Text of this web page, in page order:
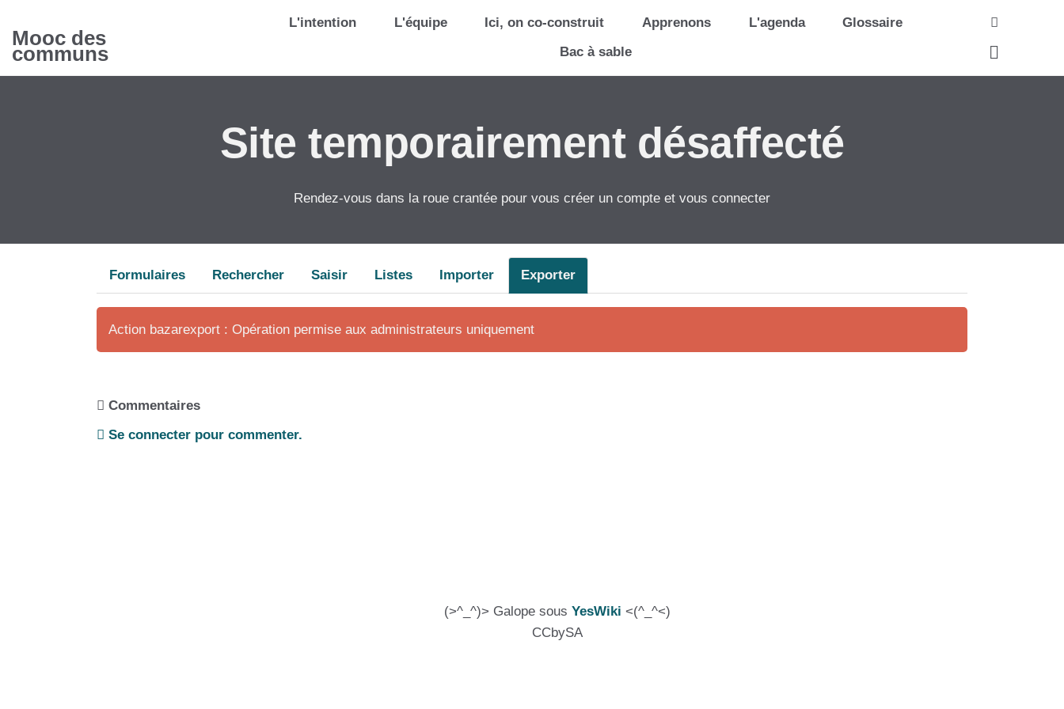
Mooc des
communs
L'intention L'équipe Ici, on co-construit Apprenons L'agenda
Glossaire
Bac à sable
Site temporairement désaffecté
Rendez-vous dans la roue crantée pour vous créer un compte et vous connecter
Formulaires Rechercher Saisir Listes Importer Exporter
Action bazarexport : Opération permise aux administrateurs uniquement
Commentaires
Se connecter pour commenter.
(>^_^)> Galope sous YesWiki <(^_^<)
CCbySA